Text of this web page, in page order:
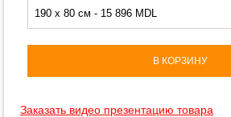
190 x 80 см - 15 896 MDL
В КОРЗИНУ
Заказать видео презентацию товара